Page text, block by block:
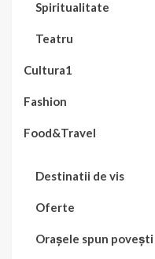
Spiritualitate
Teatru
Cultura1
Fashion
Food&Travel
Destinatii de vis
Oferte
Orașele spun povești